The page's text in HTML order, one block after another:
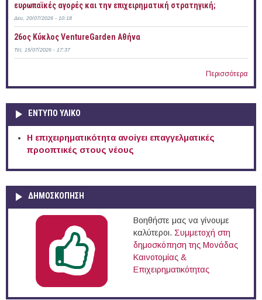
ευρωπαϊκές αγορές και την επιχειρηματική στρατηγική;
Δευ, 20/07/2026 - 10:18
26ος Κύκλος VentureGarden Αθήνα
Τετ, 15/07/2026 - 17:37
Περισσότερα
ΕΝΤΥΠΟ ΥΛΙΚΟ
Η επιχειρηματικότητα ανοίγει επαγγελματικές
προοπτικές στους νέους
ΔΗΜΟΣΚΟΠΗΣΗ
Βοηθήστε μας να γίνουμε
καλύτεροι. Συμμετοχή στη
δημοσκόπηση της Μονάδας
Καινοτομίας &
Επιχειρηματικότητας